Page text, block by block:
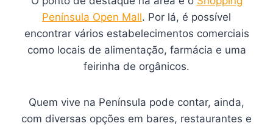
Península Open Mall. Por lá, é possível
encontrar vários estabelecimentos comerciais
como locais de alimentação, farmácia e uma
feirinha de orgânicos.
Quem vive na Península pode contar, ainda,
com diversas opções em bares, restaurantes e